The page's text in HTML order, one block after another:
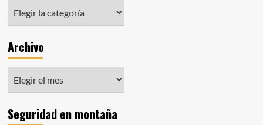
Archivo
Seguridad en montaña